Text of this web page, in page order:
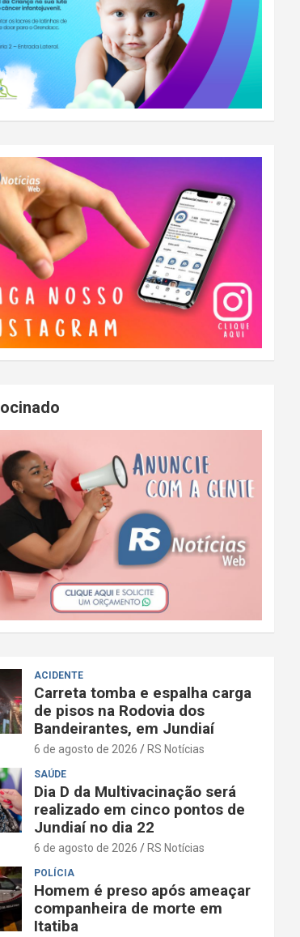
ACIDENTE
Carreta tomba e espalha carga
de pisos na Rodovia dos
Bandeirantes, em Jundiaí
6 de agosto de 2026 RS Notícias
SAÚDE
Dia D da Multivacinação será
realizado em cinco pontos de
Jundiaí no dia 22
6 de agosto de 2026 RS Notícias
POLÍCIA
Homem é preso após ameaçar
companheira de morte em
Itatiba